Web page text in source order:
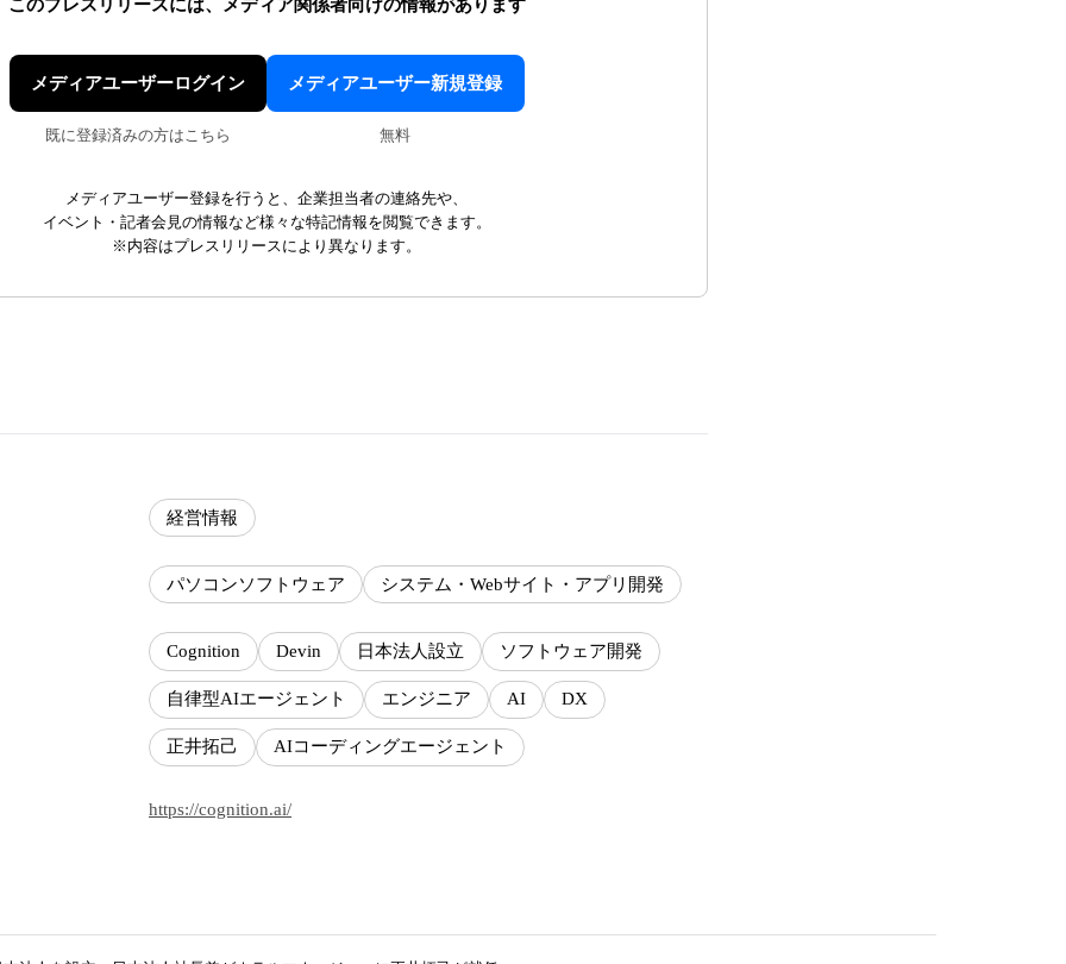
このプレスリリースには、 メディア関係者向けの情報があります
メディアユーザーログイン
既に登録済みの方はこちら
メディアユーザー新規登録
無料
メディアユーザー登録を行うと、企業担当者の連絡先や、
イベント・記者会見の情報など様々な特記情報を閲覧できます。
※内容はプレスリリースにより異なります。
経営情報
パソコンソフトウェア システム・Webサイト・アプリ開発
Cognition Devin 日本法人設立 ソフトウェア開発
自律型AIエージェント エンジニア AI DX
正井拓己 AIコーディングエージェント
https://cognition.ai/